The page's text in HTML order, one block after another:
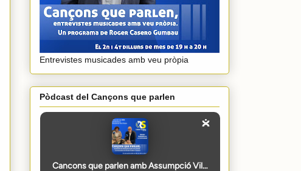
Entrevistes musicades amb veu pròpia
Pòdcast del Cançons que parlen